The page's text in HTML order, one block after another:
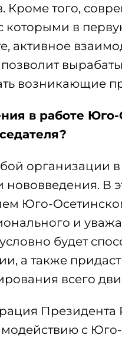
Кроме того,
которыми в
активное
возникающие
в работе Юго-
организации в
В
Юго-
и
будет
а также
всего
с